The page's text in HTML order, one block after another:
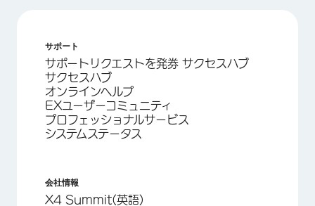
サポート
サポートリクエストを発券 サクセスハブ
サクセスハブ
オンラインヘルプ
EXユーザーコミュニティ
プロフェッショナルサービス
システムステータス
会社情報
X4 Summit(英語)